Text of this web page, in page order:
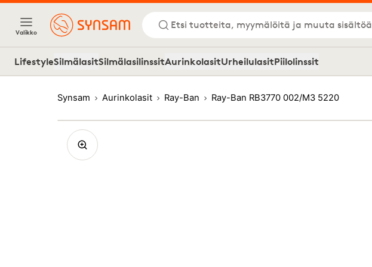
Valikko
Etsi tuotteita, myymälöitä ja muuta sisältöä
LifestyleSilmälasitSilmälasilinssitAurinkolasitUrheilulasitPiilolinssit
Synsam Aurinkolasit Ray-Ban Ray-Ban RB3770 002/M3 5220